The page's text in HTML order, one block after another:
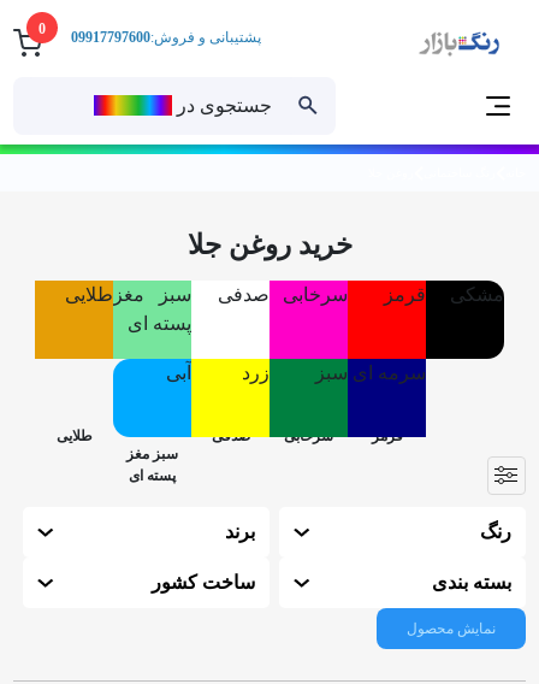
0
جستجوی در
پشتیبانی و فروش:09917797600
خرید روغن جلا
مشکی قرمز سرخابی صدفی
سبز مغز
پسته ای
طلایی
سرمه ای سبز زرد آبی
رنگ برند
بسته بندی ساخت کشور
نمایش محصول